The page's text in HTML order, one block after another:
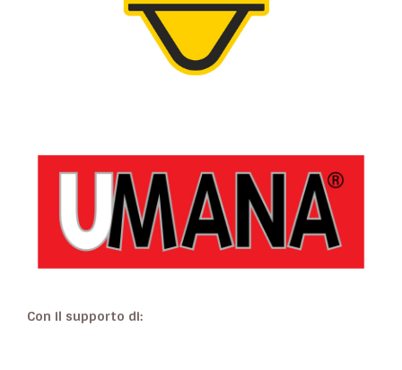
Con il supporto di: